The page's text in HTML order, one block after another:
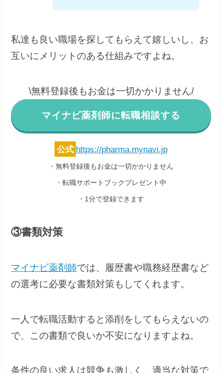
私達も良い職場を探してもらえて嬉しいし、お
互いにメリットのある仕組みですよね。
\無料登録後もお金は一切かかりません/
マイナビ薬剤師に転職相談する
公式 https://pharma.mynavi.jp
・無料登録後もお金は一切かかりません
・転職サポートブックプレゼント中
・1分で登録できます
③書類対策
マイナビ薬剤師では、履歴書や職務経歴書など
の選考に必要な書類対策もしてくれます。
一人で転職活動すると添削をしてもらえないの
で、この書類で良いか不安になりますよね。
条件の良い求人は競争も激しく、適当な対策で